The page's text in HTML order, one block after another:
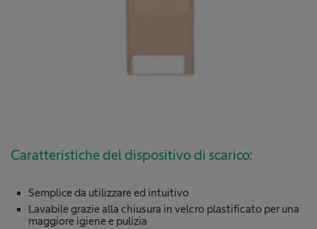
Caratteristiche del dispositivo di scarico:
Semplice da utilizzare ed intuitivo
Lavabile grazie alla chiusura in velcro plastificato per una
maggiore igiene e pulizia